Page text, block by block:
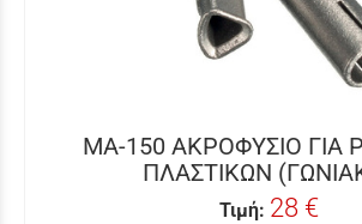
MA-150 ΑΚΡΟΦΥΣΙΟ ΓΙΑ
ΠΛΑΣΤΙΚΩΝ
Τιμή: 28 €